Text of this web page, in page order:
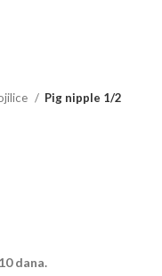
Pig nipple 1/2
dana.